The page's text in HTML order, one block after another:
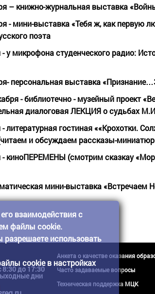
– книжно-журнальная выставка
- мини-выставка «Тебя ж, как первую
поэта
- у микрофона студенческого радио:
персональная выставка
- библиотечно - музейный проект
диалоговая ЛЕКЦИЯ о судьбах
- литературная гостиная ««Крохотки.
и обсуждаем рассказы-
- киноПЕРЕМЕНЫ (смотрим сказкау
мини-выставка«Встречаем
8:30 до 17:30
дни
Анкета о качестве оказания
Часто задаваемые вопросы
Техническая поддержка МЦК
взаимодействия с
файлы cookie.
использовать
cookie в настройках